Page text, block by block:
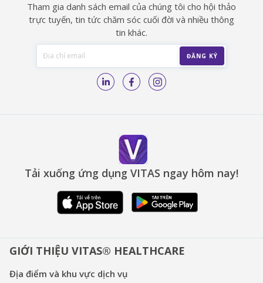
Tham gia danh sách email của chúng tôi cho hội thảo
trực tuyến, tin tức chăm sóc cuối đời và nhiều thông
tin khác.
Tải xuống ứng dụng VITAS ngay hôm nay!
GIỚI THIỆU VITAS® HEALTHCARE
Địa điểm và khu vực dịch vụ